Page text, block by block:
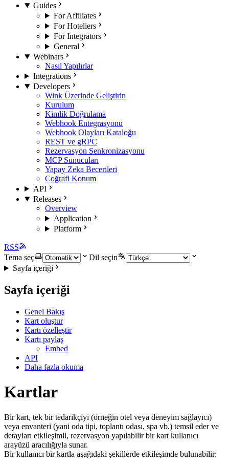
Guides
For Affiliates
For Hoteliers
For Integrators
General
Webinars
Nasıl Yapılırlar
Integrations
Developers
Wink Üzerinde Geliştirin
Kurulum
Kimlik Doğrulama
Webhook Entegrasyonu
Webhook Olayları Kataloğu
REST ve gRPC
Rezervasyon Senkronizasyonu
MCP Sunucuları
Yapay Zeka Becerileri
Coğrafi Konum
API
Releases
Overview
Application
Platform
RSS
Tema seç
Dil seçin
Sayfa içeriği
Sayfa içeriği
Genel Bakış
Kart oluştur
Kartı özelleştir
Kartı paylaş
Embed
API
Daha fazla okuma
Kartlar
Bir kart, tek bir tedarikçiyi (örneğin otel veya deneyim sağlayıcı)
veya envanteri (yani oda tipi, toplantı odası, spa vb.) temsil eder ve
detayları etkileşimli, rezervasyon yapılabilir bir kart kullanıcı
arayüzü aracılığıyla sunar.
Bir kullanıcı bir kartla aşağıdaki şekillerde etkileşimde bulunabilir: